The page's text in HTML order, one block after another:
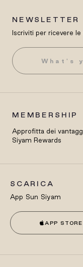
NEWSLETTER
Iscriviti per ricevere
MEMBERSHIP
Approfitta dei
Siyam Rewards
SCARICA
App Sun Siyam
APP STORE